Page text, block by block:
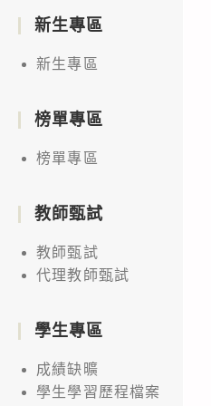
新生專區
新生專區
榜單專區
榜單專區
教師甄試
教師甄試
代理教師甄試
學生專區
成績缺曠
學生學習歷程檔案